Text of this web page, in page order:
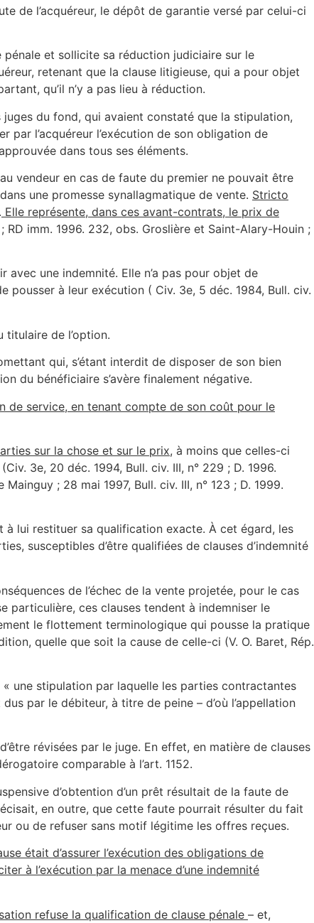
de l’acquéreur, le dépôt de garantie versé par celui-ci
pénale et sollicite sa réduction judiciaire sur le
retenant que la clause litigieuse, qui a pour objet
qu’il n’y a pas lieu à réduction.
du fond, qui avaient constaté que la stipulation,
par l’acquéreur l’exécution de son obligation de
dans tous ses éléments.
vendeur en cas de faute du premier ne pouvait être
une promesse synallagmatique de vente. Stricto
. Elle représente, dans ces avant-contrats, le prix de
RD imm. 1996. 232, obs. Groslière et Saint-Alary-Houin ;
une indemnité. Elle n’a pas pour objet de
pousser à leur exécution ( Civ. 3e, 5 déc. 1984, Bull. civ.
titulaire de l’option.
qui, s’étant interdit de disposer de son bien
du bénéficiaire s’avère finalement négative.
de service, en tenant compte de son coût pour le
sur la chose et sur le prix, à moins que celles-ci
3e, 20 déc. 1994, Bull. civ. III, n° 229 ; D. 1996.
; 28 mai 1997, Bull. civ. III, n° 123 ; D. 1999.
à lui restituer sa qualification exacte. À cet égard, les
susceptibles d’être qualifiées de clauses d’indemnité
de l’échec de la vente projetée, pour le cas
particulière, ces clauses tendent à indemniser le
le flottement terminologique qui pousse la pratique
quelle que soit la cause de celle-ci (V. O. Baret, Rép.
une stipulation par laquelle les parties contractantes
par le débiteur, à titre de peine – d’où l’appellation
révisées par le juge. En effet, en matière de clauses
comparable à l’art. 1152.
d’obtention d’un prêt résultait de la faute de
en outre, que cette faute pourrait résulter du fait
ou de refuser sans motif légitime les offres reçues.
était d’assurer l’exécution des obligations de
à l’exécution par la menace d’une indemnité
refuse la qualification de clause pénale – et,